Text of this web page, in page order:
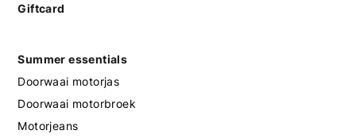
Giftcard
Summer essentials
Doorwaai motorjas
Doorwaai motorbroek
Motorjeans